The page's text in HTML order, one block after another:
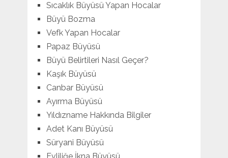
Sıcaklık Büyüsü Yapan Hocalar
Büyü Bozma
Vefk Yapan Hocalar
Papaz Büyüsü
Büyü Belirtileri Nasıl Geçer?
Kaşık Büyüsü
Canbar Büyüsü
Ayırma Büyüsü
Yıldızname Hakkında Bilgiler
Adet Kanı Büyüsü
Süryani Büyüsü